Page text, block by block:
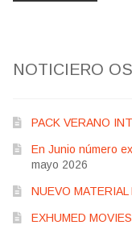
NOTICIERO
PACK VERANO
En Junio número
mayo 2026
NUEVO MATERIAL
EXHUMED